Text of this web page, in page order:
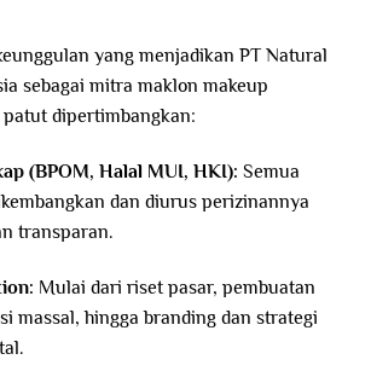
yang menjadikan PT Natural
sebagai mitra maklon makeup
dipertimbangkan:
(BPOM, Halal MUI, HKI): Semua
dan diurus perizinannya
transparan.
Mulai dari riset pasar, pembuatan
massal, hingga branding dan strategi